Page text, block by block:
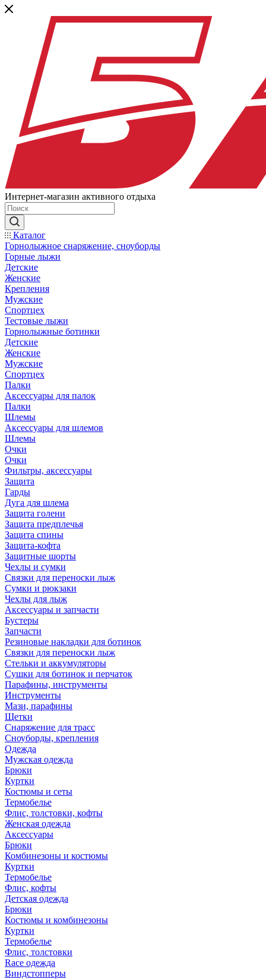
Интернет-магазин активного отдыха
Каталог
Горнолыжное снаряжение, сноуборды
Горные лыжи
Детские
Женские
Крепления
Мужские
Спортцех
Тестовые лыжи
Горнолыжные ботинки
Детские
Женские
Мужские
Спортцех
Палки
Аксессуары для палок
Палки
Шлемы
Аксессуары для шлемов
Шлемы
Очки
Очки
Фильтры, аксессуары
Защита
Гарды
Дуга для шлема
Защита голени
Защита предплечья
Защита спины
Защита-кофта
Защитные шорты
Чехлы и сумки
Связки для переноски лыж
Сумки и рюкзаки
Чехлы для лыж
Аксессуары и запчасти
Бустеры
Запчасти
Резиновые накладки для ботинок
Связки для переноски лыж
Стельки и аккумуляторы
Сушки для ботинок и перчаток
Парафины, инструменты
Инструменты
Мази, парафины
Щетки
Снаряжение для трасс
Сноуборды, крепления
Одежда
Мужская одежда
Брюки
Куртки
Костюмы и сеты
Термобелье
Флис, толстовки, кофты
Женская одежда
Аксессуары
Брюки
Комбинезоны и костюмы
Куртки
Термобелье
Флис, кофты
Детская одежда
Брюки
Костюмы и комбинезоны
Куртки
Термобелье
Флис, толстовки
Race одежда
Виндстопперы